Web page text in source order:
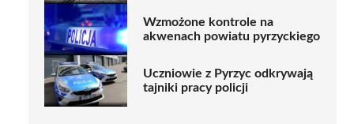
Wzmożone kontrole na
akwenach powiatu pyrzyckiego
Uczniowie z Pyrzyc odkrywają
tajniki pracy policji